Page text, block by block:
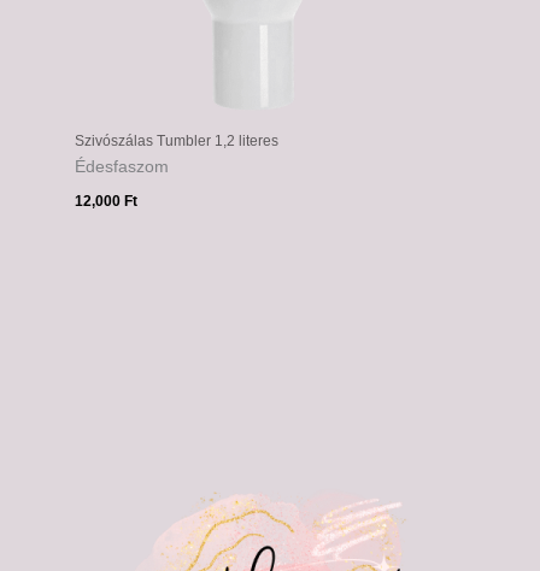
Szivószálas Tumbler 1,2 literes
Édesfaszom
12,000Ft